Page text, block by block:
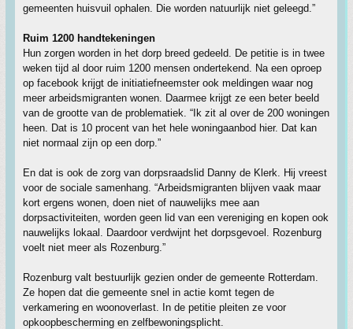
gemeenten huisvuil ophalen. Die worden natuurlijk niet geleegd.”
Ruim 1200 handtekeningen
Hun zorgen worden in het dorp breed gedeeld. De petitie is in twee
weken tijd al door ruim 1200 mensen ondertekend. Na een oproep
op facebook krijgt de initiatiefneemster ook meldingen waar nog
meer arbeidsmigranten wonen. Daarmee krijgt ze een beter beeld
van de grootte van de problematiek. “Ik zit al over de 200 woningen
heen. Dat is 10 procent van het hele woningaanbod hier. Dat kan
niet normaal zijn op een dorp.”
En dat is ook de zorg van dorpsraadslid Danny de Klerk. Hij vreest
voor de sociale samenhang. “Arbeidsmigranten blijven vaak maar
kort ergens wonen, doen niet of nauwelijks mee aan
dorpsactiviteiten, worden geen lid van een vereniging en kopen ook
nauwelijks lokaal. Daardoor verdwijnt het dorpsgevoel. Rozenburg
voelt niet meer als Rozenburg.”
Rozenburg valt bestuurlijk gezien onder de gemeente Rotterdam.
Ze hopen dat die gemeente snel in actie komt tegen de
verkamering en woonoverlast. In de petitie pleiten ze voor
opkoopbescherming en zelfbewoningsplicht.